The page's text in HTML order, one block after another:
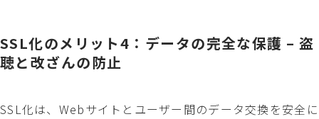
SSL化のメリット4：データの完全な保護 – 盗
聴と改ざんの防止
SSL化は、Webサイトとユーザー間のデータ交換を安全に